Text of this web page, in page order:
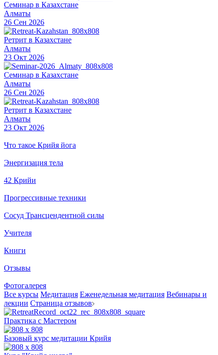
Семинар в Казахстане
Алматы
26 Сен 2026
Ретрит в Казахстане
Алматы
23 Окт 2026
Семинар в Казахстане
Алматы
26 Сен 2026
Ретрит в Казахстане
Алматы
23 Окт 2026
Что такое Крийя йога
Энергизация тела
42 Крийи
Прогрессивные техники
Сосуд Трансцендентной силы
Учителя
Книги
Отзывы
Фотогалерея
Все курсы Медитация Еженедельная медитация Вебинары и
лекции Страница отзывов
Практика с Мастером
Базовый курс медитации Крийя